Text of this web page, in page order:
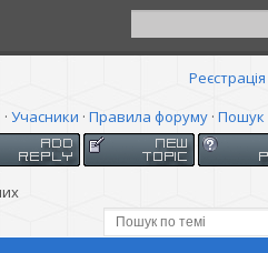
Реєстрація
· Учасники · Правила форуму· Пошук